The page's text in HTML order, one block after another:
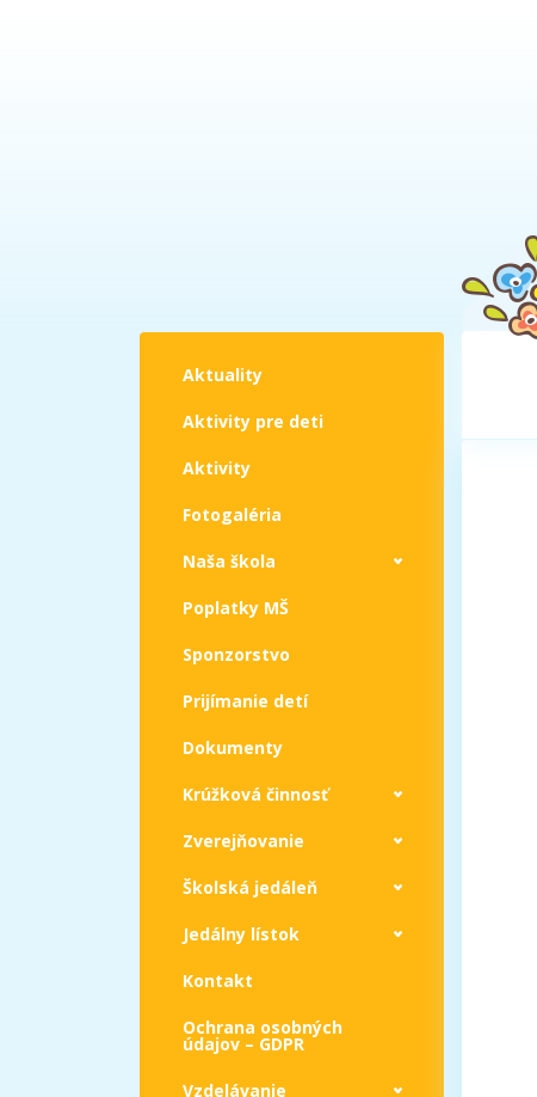
Aktuality
Aktivity pre deti
Aktivity
Fotogaléria
Naša škola
Poplatky MŠ
Sponzorstvo
Prijímanie detí
Dokumenty
Krúžková činnosť
Zverejňovanie
Školská jedáleň
Jedálny lístok
Kontakt
Ochrana osobných
údajov – GDPR
Vzdelávanie